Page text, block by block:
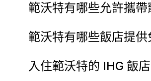
範沃特有哪些允許攜
範沃特有哪些飯店提供
入住範沃特的 IHG 飯